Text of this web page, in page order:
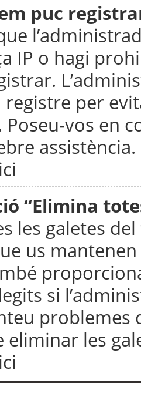
puc
IP o hagi
per
Poseu-vos en
assistència.
“Elimina
les galetes
us
si
problemes
eliminar les